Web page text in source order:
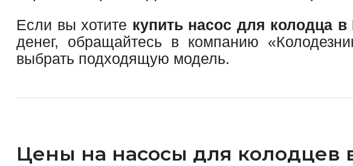
Если вы хотите купить насос для колодца в
денег, обращайтесь в компанию
выбрать подходящую модель.
Цены на насосы для колодцев